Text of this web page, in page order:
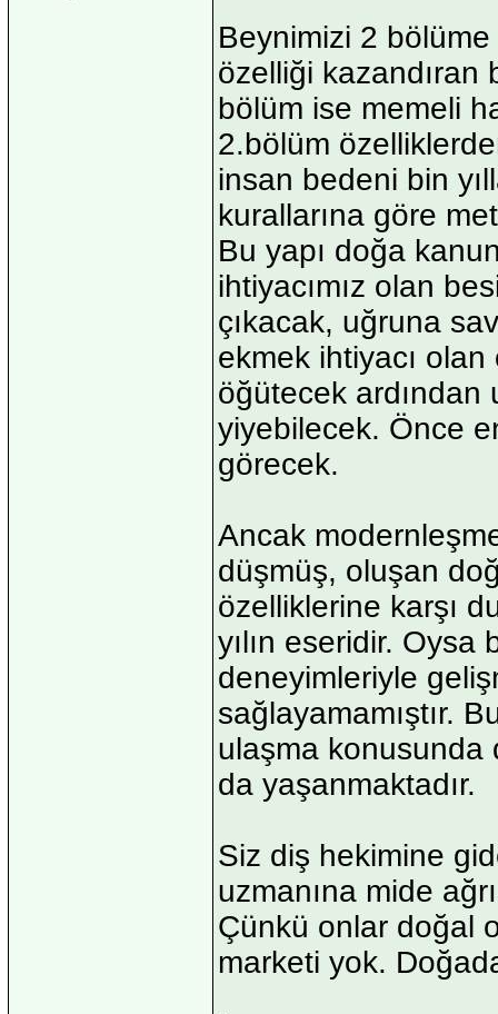
Beynimizi 2
özelliği kazandıran
bölüm ise memeli
2.bölüm
insan bedeni bin
kurallarına göre
Bu yapı doğa
ihtiyacımız olan
çıkacak, uğruna
ekmek ihtiyacı
öğütecek
yiyebilecek. Önce
görecek.
Ancak
düşmüş, oluşan
özelliklerine karşı
yılın eseridir. Oysa
deneyimleriyle
sağlayamamıştır.
ulaşma konusunda
da yaşanmaktadır.
Siz diş hekimine
uzmanına mide
Çünkü onlar doğal
marketi yok.